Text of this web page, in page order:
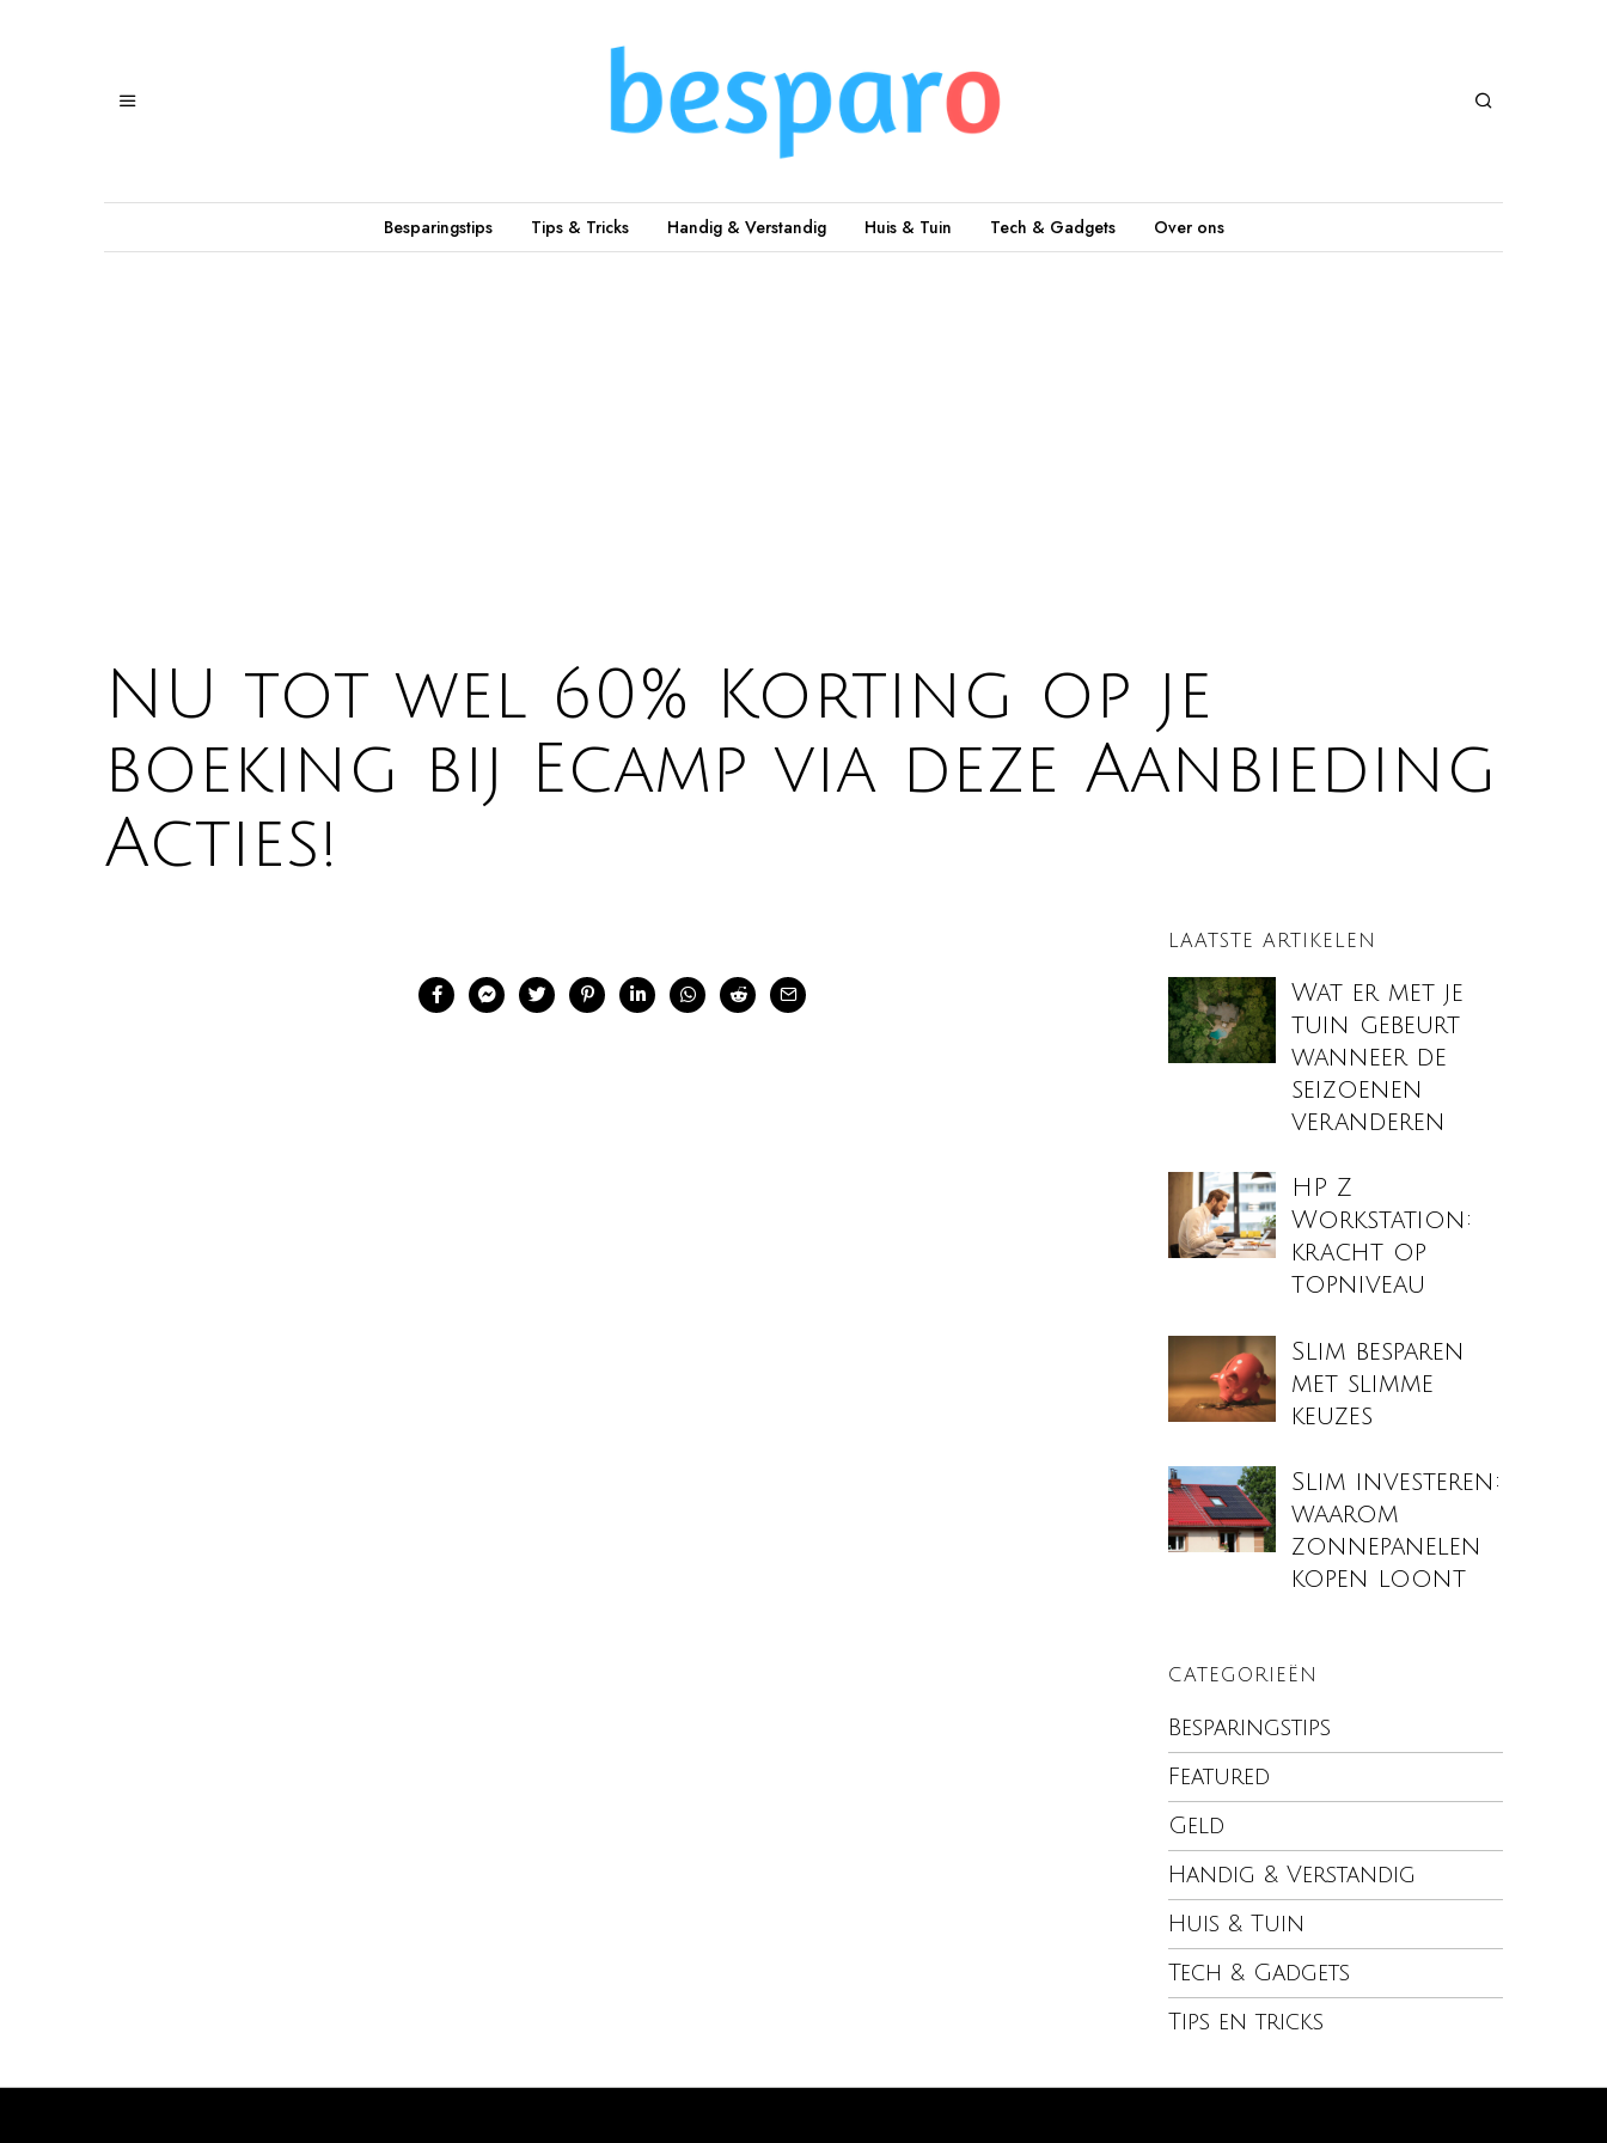
Besparingstips Tips & Tricks Handig & Verstandig Huis & Tuin Tech & Gadgets Over ons
NU tot wel 60% Korting op je
boeking bij Ecamp via deze Aanbieding
Acties!
LAATSTE ARTIKELEN
Wat er met je
tuin gebeurt
wanneer de
seizoenen
veranderen
HP Z
Workstation:
kracht op
topniveau
Slim besparen
met slimme
keuzes
Slim investeren:
waarom
zonnepanelen
kopen loont
CATEGORIEËN
Besparingstips
Featured
Geld
Handig & Verstandig
Huis & Tuin
Tech & Gadgets
Tips en tricks